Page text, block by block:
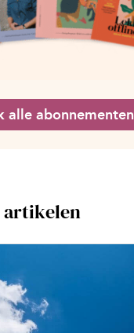
alle abonnementen
artikelen